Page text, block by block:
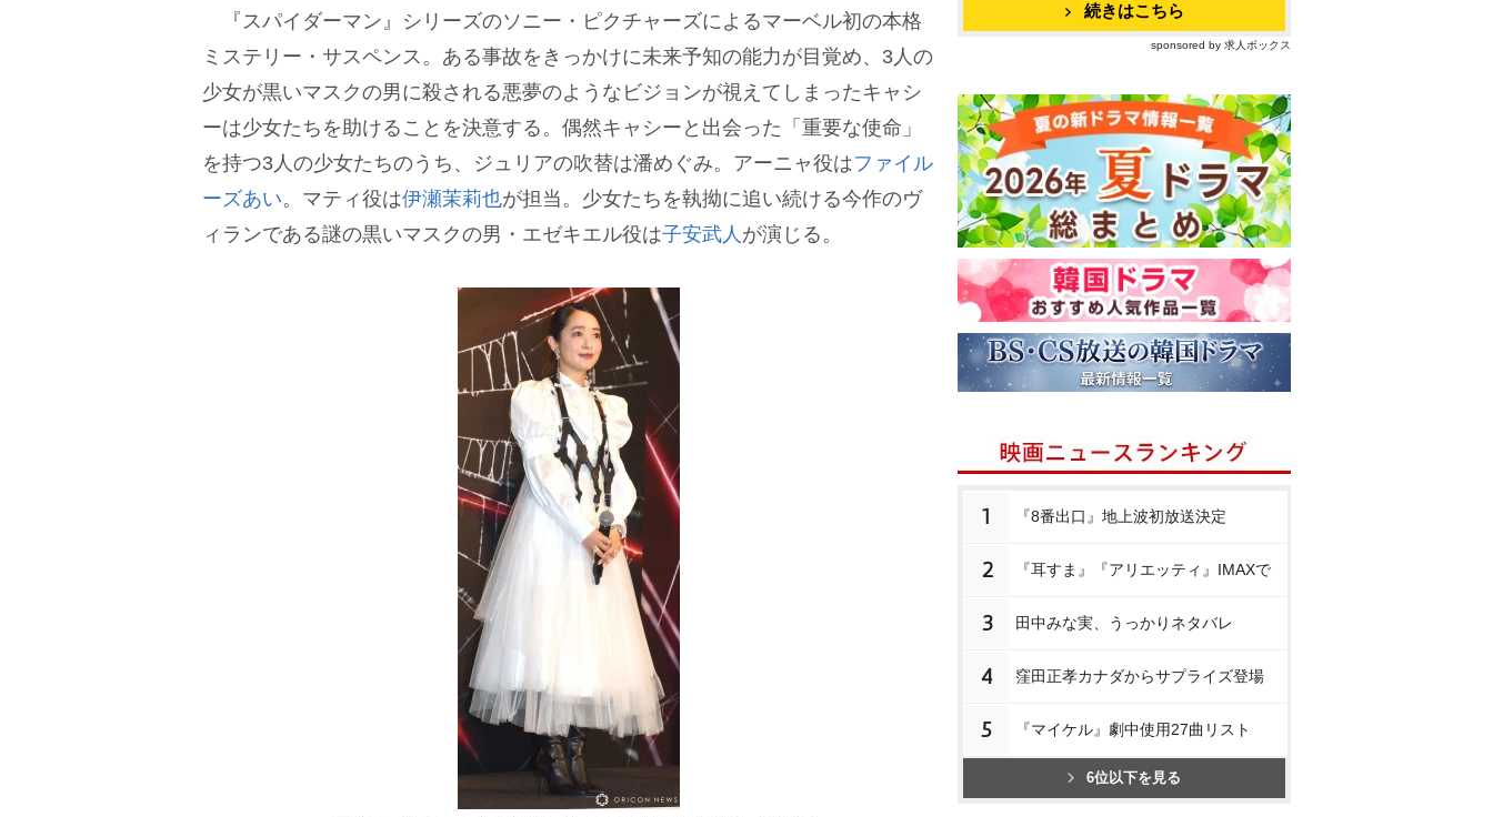
『スパイダーマン』シリーズのソニー・ピクチャーズによるマーベル初の本格
ミステリー・サスペンス。ある事故をきっかけに未来予知の能力が目覚め、3人の
少女が黒いマスクの男に殺される悪夢のようなビジョンが視えてしまったキャシ
ーは少女たちを助けることを決意する。偶然キャシーと出会った「重要な使命」
を持つ3人の少女たちのうち、ジュリアの吹替は潘めぐみ。アーニャ役はファイル
ーズあい。マティ役は伊瀬茉莉也が担当。少女たちを執拗に追い続ける今作のヴ
ィランである謎の黒いマスクの男・エゼキエル役は子安武人 が演じる。
続きはこちら
sponsored by 求人ボックス
1 『8番出口』地上波初放送決定
2 『耳すま』『アリエッティ』IMAXで
3 田中みな実、うっかりネタバレ
4 窪田正孝カナダからサプライズ登場
5 『マイケル』劇中使用27曲リスト
6位以下を見る